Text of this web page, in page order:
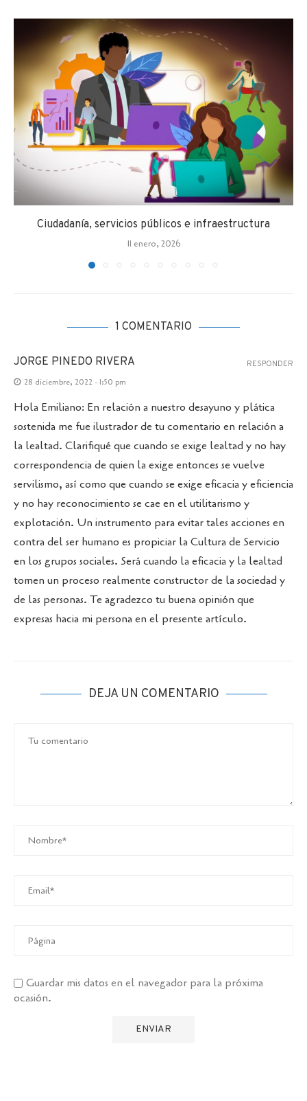
Ciudadanía, servicios públicos e infraestructura
11 enero, 2026
1 COMENTARIO
JORGE PINEDO RIVERA
28 diciembre, 2022 - 1:50 pm
Hola Emiliano: En relación a nuestro desayuno y plática
sostenida me fue ilustrador de tu comentario en relación a
la lealtad. Clarifiqué que cuando se exige lealtad y no hay
correspondencia de quien la exige entonces se vuelve
servilismo, así como que cuando se exige eficacia y eficiencia
y no hay reconocimiento se cae en el utilitarismo y
explotación. Un instrumento para evitar tales acciones en
contra del ser humano es propiciar la Cultura de Servicio
en los grupos sociales. Será cuando la eficacia y la lealtad
tomen un proceso realmente constructor de la sociedad y
de las personas. Te agradezco tu buena opinión que
expresas hacia mi persona en el presente artículo.
RESPONDER
DEJA UN COMENTARIO
Guardar mis datos en el navegador para la próxima
ocasión.